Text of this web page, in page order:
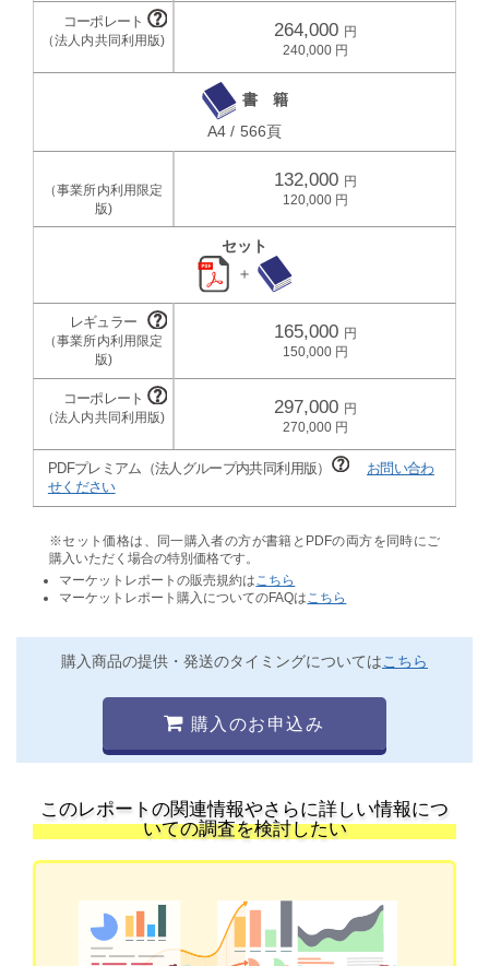
264,000
240,000
書 籍
A4 / 566頁
132,000
120,000
セット
＋
165,000
150,000
297,000
270,000
PDFプレミアム（法人グループ内共同利用版）
お問い合わ
せください
※セット価格は、同一購入者の方が書籍とPDFの両方を同時にご
購入いただく場合の特別価格です。
マーケットレポートの販売規約は こちら
マーケットレポート購入についてのFAQは こちら
購入商品の提供・発送のタイミングについてはこちら
購入のお申込み
このレポートの関連情報やさらに詳しい情報につ
いての調査を検討したい